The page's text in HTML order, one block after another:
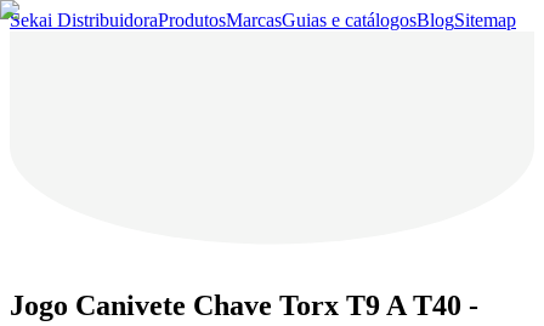
Sekai DistribuidoraProdutosMarcasGuias e catálogosBlogSitemap
Jogo Canivete Chave Torx T9 A T40 -